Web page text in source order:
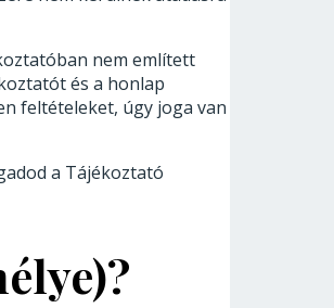
nem említett
és a honlap
feltételeket, úgy joga van
a Tájékoztató